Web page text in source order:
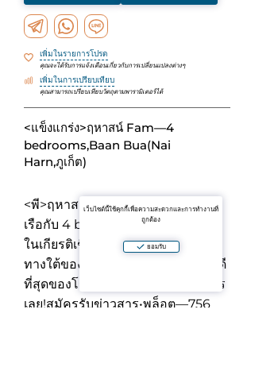
เพิ่มในรายการโปรด
คุณจะได้รับการแจ้งเตือนเกี่ยวกับการเปลี่ยนแปลงต่างๆ
เพิ่มในการเปรียบเทียบ
คุณสามารถเปรียบเทียบวัตถุตามพารามิเตอร์ได้
<แข็งแกร่ง>ฤหาสน์ Fam—4
bedrooms,Baan Bua(Nai
Harn,ภูเก็ต)
<พี>ฤหาสน์ Fam เป็นคว้างออกแบบ
เรือกับ 4 bedrooms และ 4 ห้องน้ำ
ในเกียรติเชีย Baan Bua บ้านหลังใน
ทางใต้ของภูเก็ต. ไม่พลาดข้อเสนอที่ดี
ที่สุดของโรงแรมในออสเตรเลียสมัคร
เลย!สมัครรับข่าวสาร•พล็อต—756
เว็บไซต์นี้ใช้คุกกี้เพื่อความสะดวกและการทำงานที่
ถูกต้อง
ยอมรับ